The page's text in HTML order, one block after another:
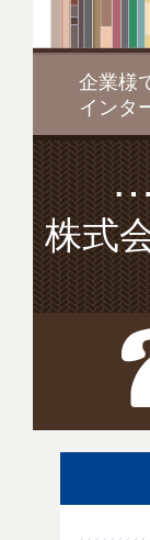
企業様
インタ
株式